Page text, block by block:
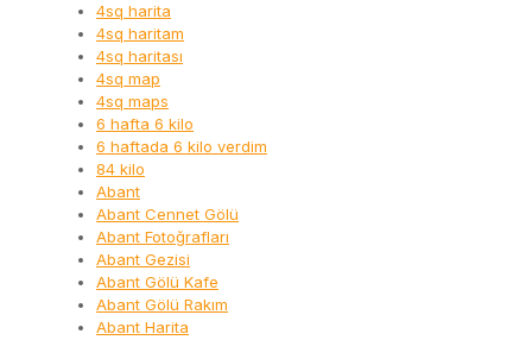
4sq harita
4sq haritam
4sq haritası
4sq map
4sq maps
6 hafta 6 kilo
6 haftada 6 kilo verdim
84 kilo
Abant
Abant Cennet Gölü
Abant Fotoğrafları
Abant Gezisi
Abant Gölü Kafe
Abant Gölü Rakım
Abant Harita